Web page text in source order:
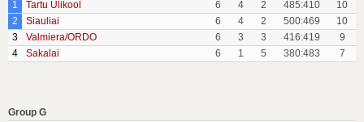
1 Tartu Ulikool 6 4 2 485:410
10
2
Siauliai 6 4 2 500:469
10
3
Valmiera/ORDO 6 3 3 416:419
9
4
Sakalai 6 1 5 380:483 7
Group G